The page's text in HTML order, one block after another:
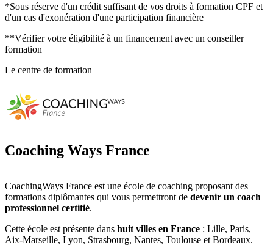
*Sous réserve d'un crédit suffisant de vos droits à formation CPF et
d'un cas d'exonération d'une participation financière
**Vérifier votre éligibilité à un financement avec un conseiller
formation
Le centre de formation
Coaching Ways France
CoachingWays France est une école de coaching proposant des
formations diplômantes qui vous permettront de devenir un coach
professionnel certifié.
Cette école est présente dans huit villes en France : Lille, Paris,
Aix-Marseille, Lyon, Strasbourg, Nantes, Toulouse et Bordeaux.